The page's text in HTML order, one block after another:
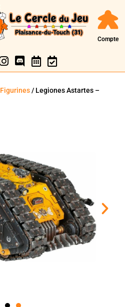
Compte
Figurines/ Legiones Astartes –